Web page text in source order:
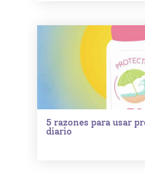
5 razones para usar
diario